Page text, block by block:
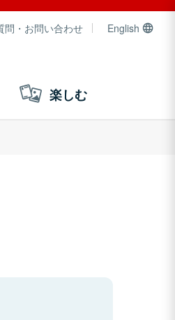
問・お問い合わせ English
楽しむ